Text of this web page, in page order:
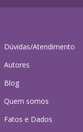
Dúvidas/Atendimento
Autores
Blog
Quem somos
Fatos e Dados